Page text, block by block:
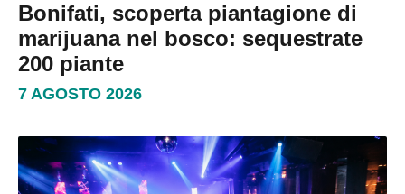
Bonifati, scoperta piantagione di
marijuana nel bosco: sequestrate
200 piante
7 AGOSTO 2026